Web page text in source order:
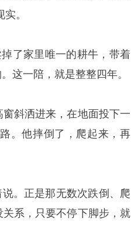
。
了家里唯一的耕牛，带着
这一陪，就是整整四年。
斜洒进来，在地面投下一
。他摔倒了，爬起来，再
。正是那无数次跌倒、爬
系，只要不停下脚步，就